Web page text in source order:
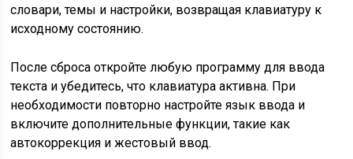
словари, темы и настройки, возвращая клавиатуру к
исходному состоянию.
После сброса откройте любую программу для ввода
текста и убедитесь, что клавиатура активна. При
необходимости повторно настройте язык ввода и
включите дополнительные функции, такие как
автокоррекция и жестовый ввод.